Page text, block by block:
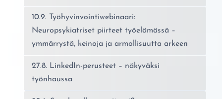
10.9. Työhyvinvointiwebinaari:
Neuropsykiatriset piirteet työelämässä –
ymmärrystä, keinoja ja armollisuutta arkeen
27.8. LinkedIn-perusteet – näkyväksi
työnhaussa